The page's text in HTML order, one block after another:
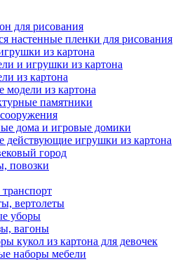
для рисования
настенные пленки для рисования
из картона
и игрушки из картона
из картона
модели из картона
памятники
дома и игровые домики
действующие игрушки из картона
город
повозки
вертолеты
уборы
вагоны
кукол из картона для девочек
наборы мебели